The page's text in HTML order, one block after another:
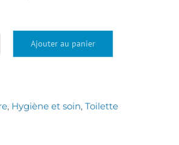
Ajouter au panier
, Hygiène et soin, Toilette